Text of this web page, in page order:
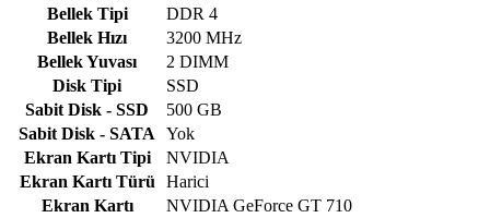
Bellek Tipi
DDR 4
Bellek Hızı
3200 MHz
Bellek Yuvası
2 DIMM
Disk Tipi
SSD
Sabit Disk - SSD
500 GB
Sabit Disk - SATA
Yok
Ekran Kartı Tipi
NVIDIA
Ekran Kartı Türü
Harici
Ekran Kartı
NVIDIA GeForce GT 710